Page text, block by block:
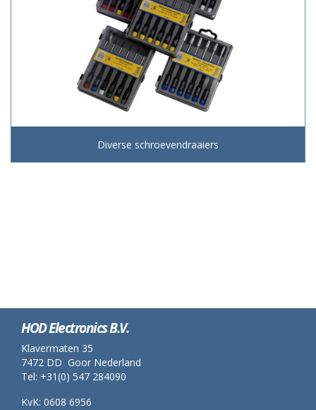
Diverse schroevendraaiers
HOD Electronics B.V.
Klavermaten 35
7472 DD Goor Nederland
Tel: +31(0) 547 284090
KvK: 0608 6956